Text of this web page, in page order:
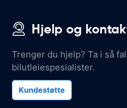
Hjelp og
Trenger du hjelp? Ta i så
bilutleiespesialister.
Kundestøtte